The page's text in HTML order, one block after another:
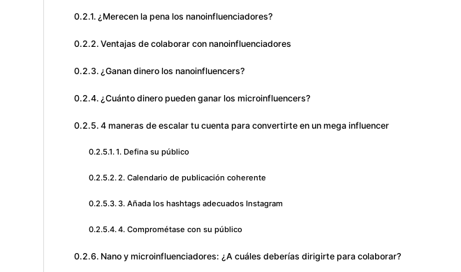
¿Merecen la pena los nanoinfluenciadores?
Ventajas de colaborar con nanoinfluenciadores
¿Ganan dinero los nanoinfluencers?
¿Cuánto dinero pueden ganar los microinfluencers?
4 maneras de escalar tu cuenta para convertirte en un mega influencer
1. Defina su público
2. Calendario de publicación coherente
3. Añada los hashtags adecuados Instagram
4. Comprométase con su público
Nano y microinfluenciadores: ¿A cuáles deberías dirigirte para colaborar?